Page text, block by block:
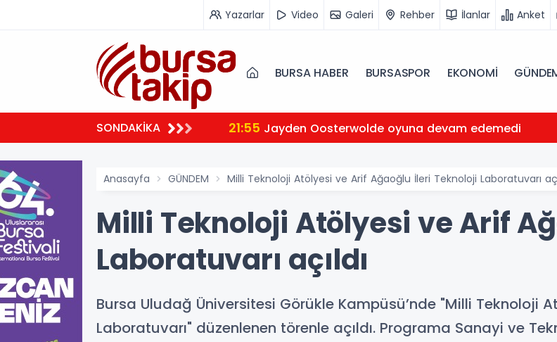
Yazarlar Video Galeri Rehber İlanlar Anket
BURSA HABER BURSASPOR EKONOMİ
SONDAKİKA 21:55 Jayden Oosterwolde oyuna devam edemedi
Anasayfa GÜNDEM Milli Teknoloji Atölyesi ve Arif Ağaoğlu İleri Teknoloji Laboratuvarı
Milli Teknoloji Atölyesi ve Arif
Laboratuvarı açıldı
Bursa Uludağ Üniversitesi Görükle Kampüsü’nde "Milli Teknoloji
Laboratuvarı" düzenlenen törenle açıldı. Programa Sanayi ve